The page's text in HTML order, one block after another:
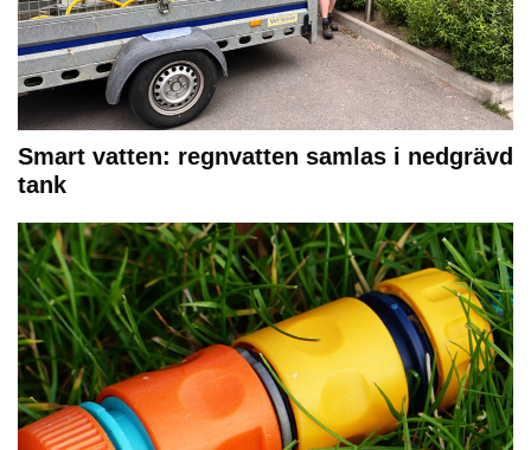
Smart vatten: regnvatten samlas i nedgrävd
tank